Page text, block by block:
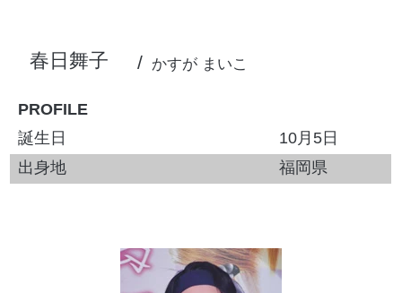
春日舞子 かすが まいこ
PROFILE
誕生日
10月5日
出身地
福岡県